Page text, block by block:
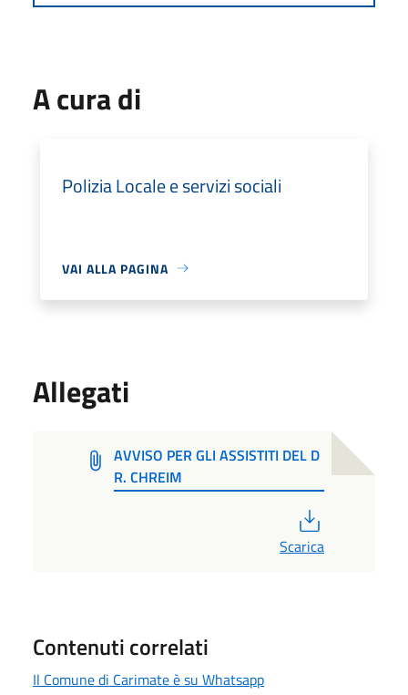
A cura di
Polizia Locale e servizi sociali
VAI ALLA PAGINA
Allegati
AVVISO PER GLI ASSISTITI DEL D
R. CHREIM
Scarica
Contenuti correlati
Il Comune di Carimate è su Whatsapp